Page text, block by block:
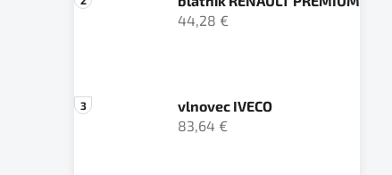
44,28 €
vlnovec IVECO
83,64 €